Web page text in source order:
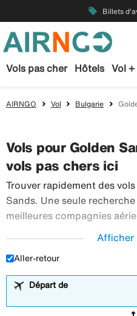
local_offer Billets
Vols pas cher Hôtels Vol +
AIRNGO Vol Bulgarie
Vols pour Golden
vols pas chers ici
Trouver rapidement des
Sands. Une seule
meilleures compagnies
étendue de voyages en
entier.Trouver rapidement
Afficher
Aller-retour
Départ de